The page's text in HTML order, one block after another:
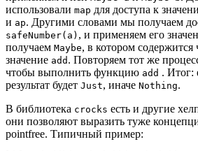
использовали map для доступа к
и ap. Другими словами мы получаем
safeNumber(a) , и применяем его
получаем Maybe, в котором
значение add . Повторяем тот же
чтобы выполнить функцию add . Итог:
результат будет Just, иначе Nothing.
В библиотека crocks есть и другие
они позволяют выразить туже
pointfree. Типичный пример: